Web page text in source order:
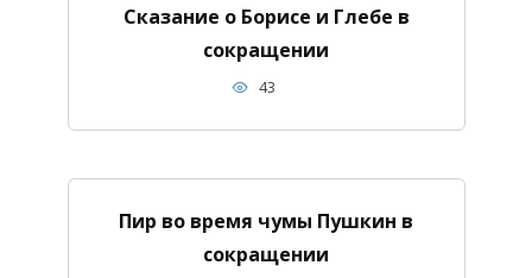
Сказание о Борисе и Глебе в
сокращении
43
Пир во время чумы Пушкин в
сокращении